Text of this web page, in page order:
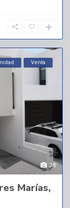
26
Venta
Marías,